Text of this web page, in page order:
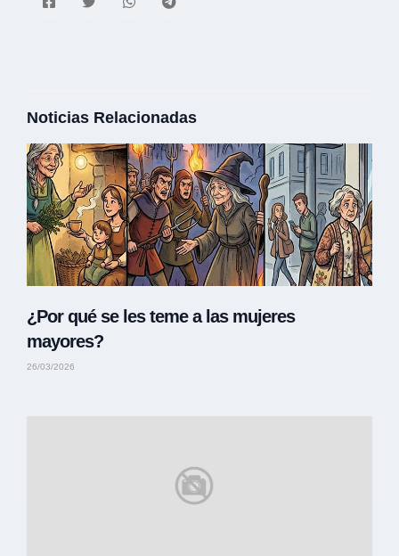
Noticias Relacionadas
¿Por qué se les teme a las mujeres
mayores?
26/03/2026